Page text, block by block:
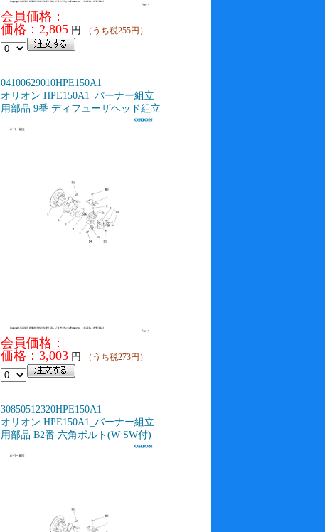
会員価格：
価格：2,805 円 （うち税255円）
04100629010HPE150A1
オリオン HPE150A1_バーナー組立
用部品 9番 ディフューザヘッド組立
会員価格：
価格：3,003 円 （うち税273円）
30850512320HPE150A1
オリオン HPE150A1_バーナー組立
用部品 B2番 六角ボルト(W SW付)